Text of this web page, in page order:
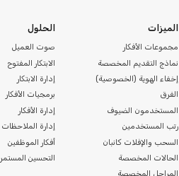
الميزات
مجموعات الأفكار
نماذج التقديم المخصصة
إخفاء الهوية (الخصوصية)
الفرق
المستخدمون الضيوف
رتب المستخدمين
السحب والإفلات كانبان
الحالات المخصصة
المراحل المخصصة
الحلول
صوت العميل
الابتكار المفتوح
إدارة الابتكار
برمجيات الأفكار
إدارة الأفكار
إدارة الملاحظات
أفكار الموظفين
التحسين المستمر